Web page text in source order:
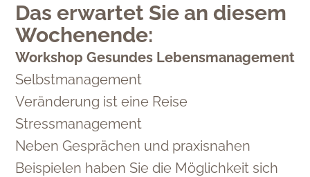
Das erwartet Sie an diesem
Wochenende:
Workshop Gesundes Lebensmanagement
Selbstmanagement
Veränderung ist eine Reise
Stressmanagement
Neben Gesprächen und praxisnahen
Beispielen haben Sie die Möglichkeit sich